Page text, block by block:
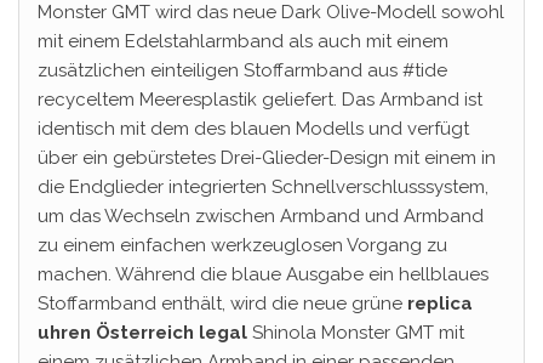
Monster GMT wird das neue Dark Olive-Modell sowohl
mit einem Edelstahlarmband als auch mit einem
zusätzlichen einteiligen Stoffarmband aus #tide
recyceltem Meeresplastik geliefert. Das Armband ist
identisch mit dem des blauen Modells und verfügt
über ein gebürstetes Drei-Glieder-Design mit einem in
die Endglieder integrierten Schnellverschlusssystem,
um das Wechseln zwischen Armband und Armband
zu einem einfachen werkzeuglosen Vorgang zu
machen. Während die blaue Ausgabe ein hellblaues
Stoffarmband enthält, wird die neue grüne replica
uhren Österreich legal Shinola Monster GMT mit